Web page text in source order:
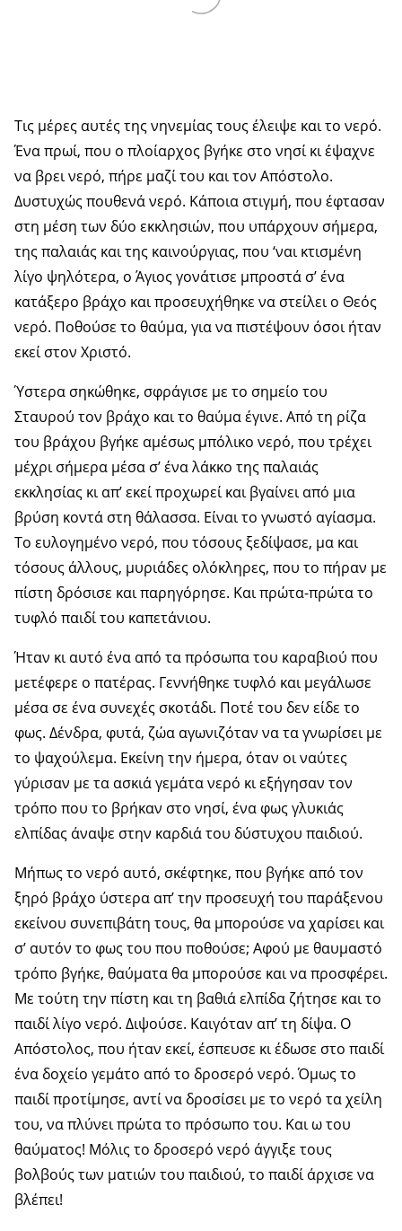
Τις μέρες αυτές της νηνεμίας τους έλειψε και το νερό.
Ένα πρωί, που ο πλοίαρχος βγήκε στο νησί κι έψαχνε
να βρει νερό, πήρε μαζί του και τον Απόστολο.
Δυστυχώς πουθενά νερό. Κάποια στιγμή, που έφτασαν
στη μέση των δύο εκκλησιών, που υπάρχουν σήμερα,
της παλαιάς και της καινούργιας, που ‘ναι κτισμένη
λίγο ψηλότερα, ο Άγιος γονάτισε μπροστά σ’ ένα
κατάξερο βράχο και προσευχήθηκε να στείλει ο Θεός
νερό. Ποθούσε το θαύμα, για να πιστέψουν όσοι ήταν
εκεί στον Χριστό.
Ύστερα σηκώθηκε, σφράγισε με το σημείο του
Σταυρού τον βράχο και το θαύμα έγινε. Από τη ρίζα
του βράχου βγήκε αμέσως μπόλικο νερό, που τρέχει
μέχρι σήμερα μέσα σ’ ένα λάκκο της παλαιάς
εκκλησίας κι απ’ εκεί προχωρεί και βγαίνει από μια
βρύση κοντά στη θάλασσα. Είναι το γνωστό αγίασμα.
Το ευλογημένο νερό, που τόσους ξεδίψασε, μα και
τόσους άλλους, μυριάδες ολόκληρες, που το πήραν με
πίστη δρόσισε και παρηγόρησε. Και πρώτα-πρώτα το
τυφλό παιδί του καπετάνιου.
Ήταν κι αυτό ένα από τα πρόσωπα του καραβιού που
μετέφερε ο πατέρας. Γεννήθηκε τυφλό και μεγάλωσε
μέσα σε ένα συνεχές σκοτάδι. Ποτέ του δεν είδε το
φως. Δένδρα, φυτά, ζώα αγωνιζόταν να τα γνωρίσει με
το ψαχούλεμα. Εκείνη την ήμερα, όταν οι ναύτες
γύρισαν με τα ασκιά γεμάτα νερό κι εξήγησαν τον
τρόπο που το βρήκαν στο νησί, ένα φως γλυκιάς
ελπίδας άναψε στην καρδιά του δύστυχου παιδιού.
Μήπως το νερό αυτό, σκέφτηκε, που βγήκε από τον
ξηρό βράχο ύστερα απ’ την προσευχή του παράξενου
εκείνου συνεπιβάτη τους, θα μπορούσε να χαρίσει και
σ’ αυτόν το φως του που ποθούσε; Αφού με θαυμαστό
τρόπο βγήκε, θαύματα θα μπορούσε και να προσφέρει.
Με τούτη την πίστη και τη βαθιά ελπίδα ζήτησε και το
παιδί λίγο νερό. Διψούσε. Καιγόταν απ’ τη δίψα. Ο
Απόστολος, που ήταν εκεί, έσπευσε κι έδωσε στο παιδί
ένα δοχείο γεμάτο από το δροσερό νερό. Όμως το
παιδί προτίμησε, αντί να δροσίσει με το νερό τα χείλη
του, να πλύνει πρώτα το πρόσωπο του. Και ω του
θαύματος! Μόλις το δροσερό νερό άγγιξε τους
βολβούς των ματιών του παιδιού, το παιδί άρχισε να
βλέπει!